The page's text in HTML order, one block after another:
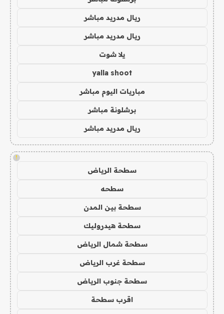
ريال مدريد مباشر
ريال مدريد مباشر
يلا شوت
yalla shoot
مباريات اليوم مباشر
برشلونة مباشر
ريال مدريد مباشر
!
سطحة الرياض
سطحه
سطحة بين المدن
سطحة هيدروليك
سطحة شمال الرياض
سطحة غرب الرياض
سطحة جنوب الرياض
اقرب سطحة